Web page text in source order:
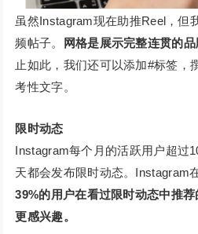
虽然Instagram现在助推Reel，但
频帖子。
网格是展示完整连贯的
止如此，我们还可以添加#标签，
考性文字。
限时动态
Instagram每个月的活跃用户超过
天都会发布限时动态。Instagram
39%的用户在看过限时动态中推
更感兴趣。